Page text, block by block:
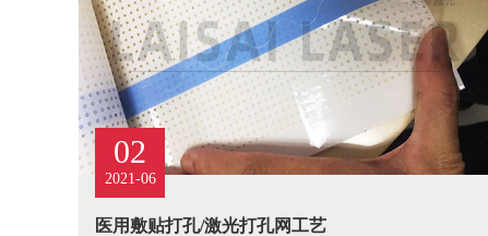
02
2021-06
医用敷贴打孔/激光打孔网工艺